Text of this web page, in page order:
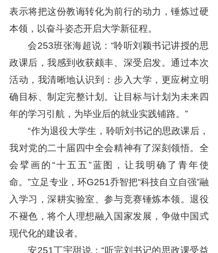
表示将把这份教诲转化为前行的动力，锤炼过硬
本领，以奋斗姿态开启大学新征程。
会253班张海超说：“聆听刘颖书记讲授的思
政课后，我感到收获颇丰、深受启发。通过本次
活动，我清晰地认识到：步入大学，更应树立明
确目标、制定完整计划。让目标与计划为未来四
年的学习引航，为毕业后的就业实践铺路。”
“作为退役大学生，聆听刘书记的思政课后，
我对党的二十届四中全会精神有了深刻领悟。全
会擘画的“十五五”蓝图，让我明确了青年使
命。”立足专业，环G251乔智把“科技自立自强”融
入学习，深耕实验室、参与竞赛锤炼本领。退役
不褪色，将个人理想融入国家发展，争做中国式
现代化的建设者。
安251丁宇甜说：“听完刘书记的思政课受益